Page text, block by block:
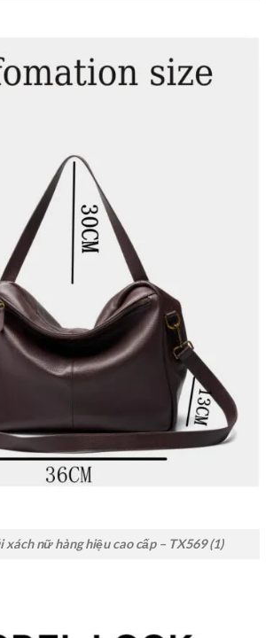
xách nữ hàng hiệu cao cấp – TX569 (1)